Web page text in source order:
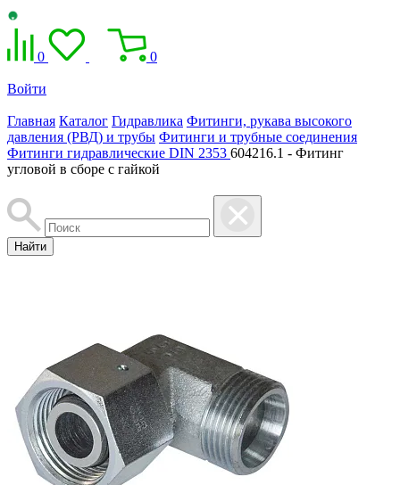
0 0
Войти
Главная Каталог Гидравлика Фитинги, рукава высокого
давления (РВД) и трубы Фитинги и трубные соединения
Фитинги гидравлические DIN 2353 604216.1 - Фитинг
угловой в сборе с гайкой
Найти